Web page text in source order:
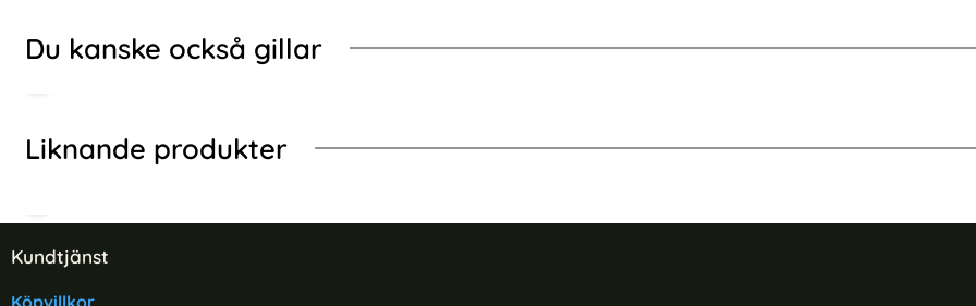
Du kanske också gillar
Liknande produkter
Sidfot Blandad info och länkar
Kundtjänst